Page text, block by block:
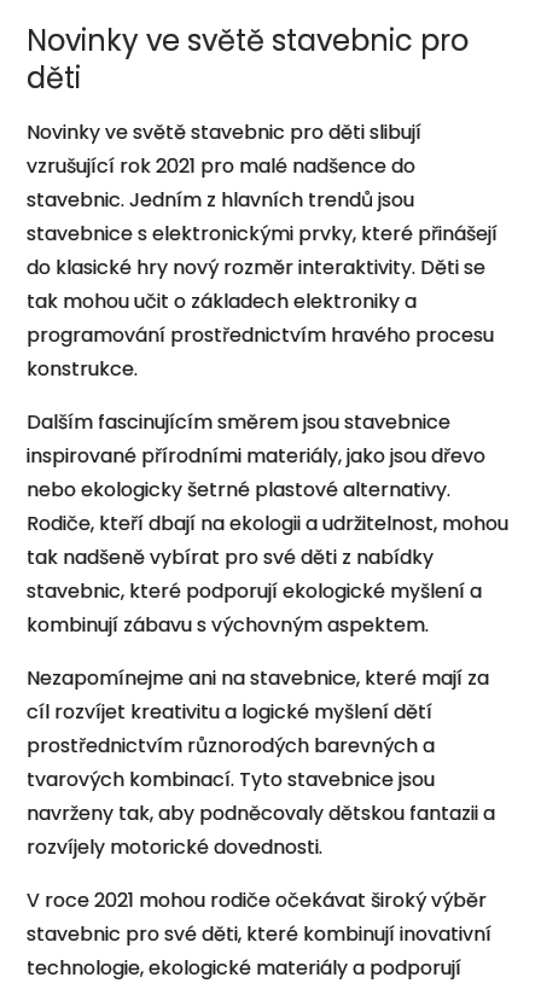
Novinky ve světě stavebnic pro
děti
Novinky ve světě stavebnic pro děti slibují
vzrušující rok 2021 pro malé nadšence do
stavebnic. Jedním z hlavních trendů jsou
stavebnice s elektronickými prvky, které přinášejí
do klasické hry nový rozměr interaktivity. Děti se
tak mohou učit o základech elektroniky a
programování prostřednictvím hravého procesu
konstrukce.
Dalším fascinujícím směrem jsou stavebnice
inspirované přírodními materiály, jako jsou dřevo
nebo ekologicky šetrné plastové alternativy.
Rodiče, kteří dbají na ekologii a udržitelnost, mohou
tak nadšeně vybírat pro své děti z nabídky
stavebnic, které podporují ekologické myšlení a
kombinují zábavu s výchovným aspektem.
Nezapomínejme ani na stavebnice, které mají za
cíl rozvíjet kreativitu a logické myšlení dětí
prostřednictvím různorodých barevných a
tvarových kombinací. Tyto stavebnice jsou
navrženy tak, aby podněcovaly dětskou fantazii a
rozvíjely motorické dovednosti.
V roce 2021 mohou rodiče očekávat široký výběr
stavebnic pro své děti, které kombinují inovativní
technologie, ekologické materiály a podporují